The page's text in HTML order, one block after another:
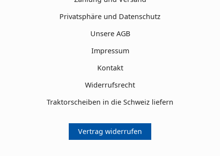
Privatsphäre und Datenschutz
Unsere AGB
Impressum
Kontakt
Widerrufsrecht
Traktorscheiben in die Schweiz liefern
Vertrag widerrufen